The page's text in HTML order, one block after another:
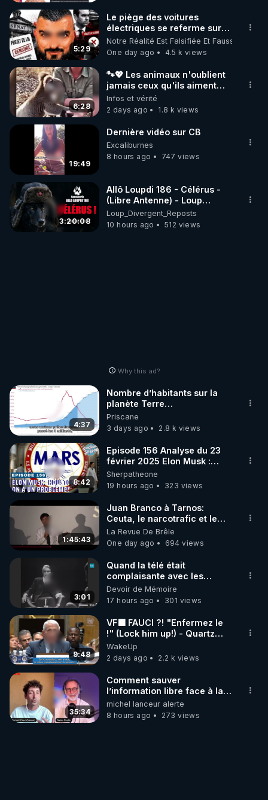
5:29
Le piège des voitures
électriques se referme sur
les usagers !
Notre Réalité Est Falsifiée Et Fausse
One day ago
4.5 k views
6:28
🐾💖 Les animaux n'oublient
jamais ceux qu'ils aiment…
🥹❤️
Infos et vérité
2 days ago
1.8 k views
19:49
Dernière vidéo sur CB
Excaliburnes
8 hours ago
747 views
3:20:08
Allô Loupdi 186 - Célérus -
(Libre Antenne) - Loup
Divergent 2026.08.06
Loup_Divergent_Reposts
10 hours ago
512 views
Why this ad?
4:37
Nombre d’habitants sur la
planète Terre…
Priscane
3 days ago
2.8 k views
8:42
Episode 156 Analyse du 23
février 2025 Elon Musk :
Houston , on a un problème !
Sherpatheone
19 hours ago
323 views
1:45:43
Juan Branco à Tarnos:
Ceuta, le narcotrafic et le
pouvoir en France
La Revue De Brêle
One day ago
694 views
3:01
Quand la télé était
complaisante avec les
pédophiles
Devoir de Mémoire
17 hours ago
301 views
9:48
VF🟩 FAUCI ?! "Enfermez le
!" (Lock him up!) - Quartz
Traduction
WakeUp
2 days ago
2.2 k views
35:34
Comment sauver
l’information libre face à la
censure ? Interview avec
Alexis Poulin
michel lanceur alerte
8 hours ago
273 views